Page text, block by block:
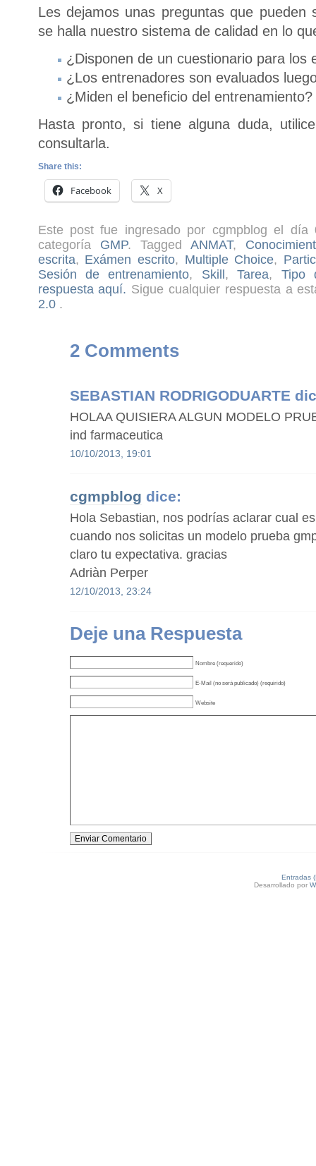
Les dejamos unas preguntas que pueden
se halla nuestro sistema de calidad en lo
¿Disponen de un cuestionario para los
¿Los entrenadores son evaluados
¿Miden el beneficio del entrenamiento?
Hasta pronto, si tiene alguna duda,
consultarla.
Share this:
Facebook X
Este post fue ingresado por cgmpblog el
categoría GMP. Tagged ANMAT,
escrita, Exámen escrito, Multiple Choice,
Sesión de entrenamiento, Skill,Tarea, Tipo
respuesta aquí. Sigue cualquier respuesta a
2.0.
2 Comments
SEBASTIAN RODRIGODUARTE
HOLAA QUISIERA ALGUN MODELO
ind farmaceutica
10/10/2013, 19:01
cgmpblog dice:
Hola Sebastian, nos podrías aclarar cual
cuando nos solicitas un modelo prueba
claro tu expectativa. gracias
Adriàn Perper
12/10/2013, 23:24
Deje una Respuesta
Nombre (requerido)
E-Mail (no será publicado) (requirido)
Website
Entradas
Desarrollado por